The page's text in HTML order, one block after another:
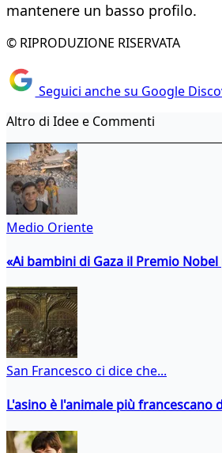
mantenere un basso profilo.
© RIPRODUZIONE RISERVATA
Seguici anche su Google
Altro di Idee e Commenti
Medio Oriente
«Ai bambini di Gaza il Premio Nobel
San Francesco ci dice che...
L'asino è l'animale più francescano